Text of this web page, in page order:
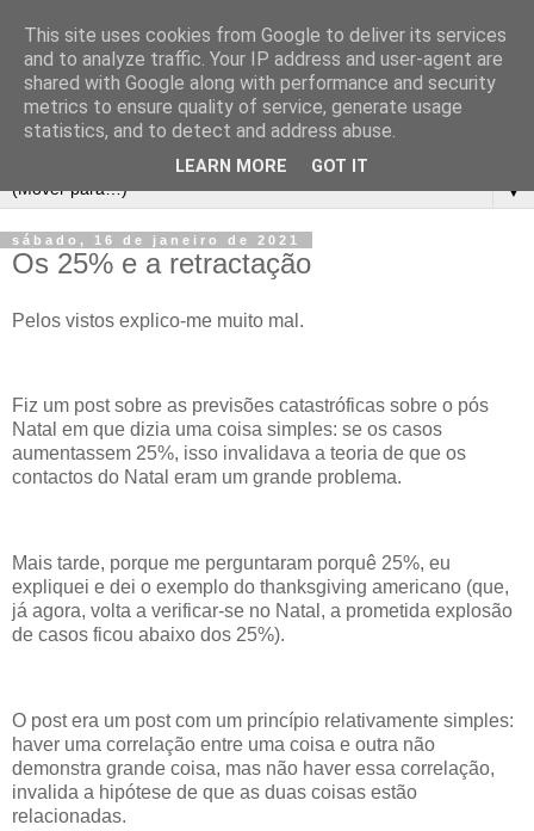
▼
sábado, 16 de janeiro de 2021
Os 25% e a retractação
Pelos vistos explico-me muito mal.
Fiz um post sobre as previsões catastróficas sobre o pós
Natal em que dizia uma coisa simples: se os casos
aumentassem 25%, isso invalidava a teoria de que os
contactos do Natal eram um grande problema.
Mais tarde, porque me perguntaram porquê 25%, eu
expliquei e dei o exemplo do thanksgiving americano (que,
já agora, volta a verificar-se no Natal, a prometida explosão
de casos ficou abaixo dos 25%).
O post era um post com um princípio relativamente simples:
haver uma correlação entre uma coisa e outra não
demonstra grande coisa, mas não haver essa correlação,
invalida a hipótese de que as duas coisas estão
relacionadas.
This site uses cookies from Google to deliver its services
and to analyze traffic. Your IP address and user-agent are
shared with Google along with performance and security
metrics to ensure quality of service, generate usage
statistics, and to detect and address abuse.
LEARN MORE GOT IT